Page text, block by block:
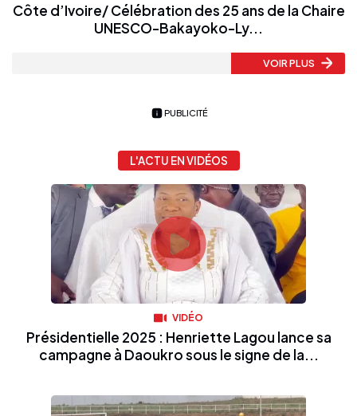
Côte d’Ivoire/ Célébration des 25 ans de la Chaire
UNESCO-Bakayoko-Ly...
VOIR PLUS
PUBLICITÉ
L'ACTU EN VIDÉOS
VIDÉO
Présidentielle 2025 : Henriette Lagou lance sa
campagne à Daoukro sous le signe de la...